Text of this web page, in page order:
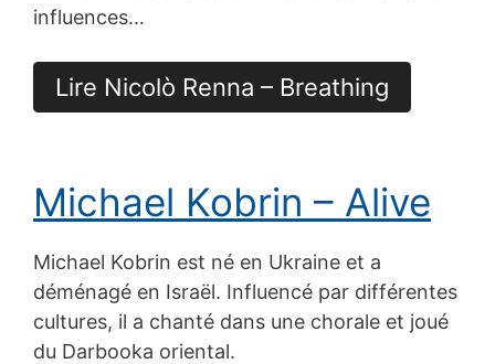
influences…
Lire Nicolò Renna – Breathing
Michael Kobrin – Alive
Michael Kobrin est né en Ukraine et a
déménagé en Israël. Influencé par différentes
cultures, il a chanté dans une chorale et joué
du Darbooka oriental.